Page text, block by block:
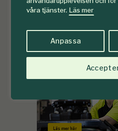
våra tjänster. Läs mer
Anpassa